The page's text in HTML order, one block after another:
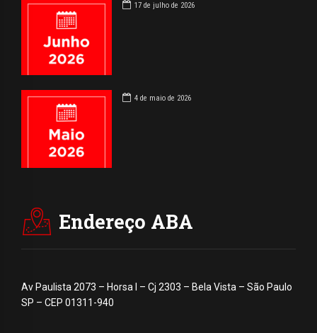
17 de julho de 2026
4 de maio de 2026
Endereço ABA
Av Paulista 2073 – Horsa I – Cj 2303 – Bela Vista – São Paulo
SP – CEP 01311-940